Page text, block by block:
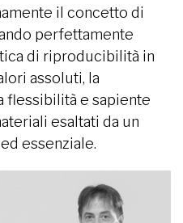
il concetto di
perfettamente
di riproducibilità in
assoluti, la
flessibilità e sapiente
esaltati da un
essenziale.